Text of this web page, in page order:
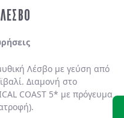
SQUARE 4*
πρωινό.
Λέσβο με γεύση από
. Διαμονή στο
COAST 5* με πρόγευμα
.